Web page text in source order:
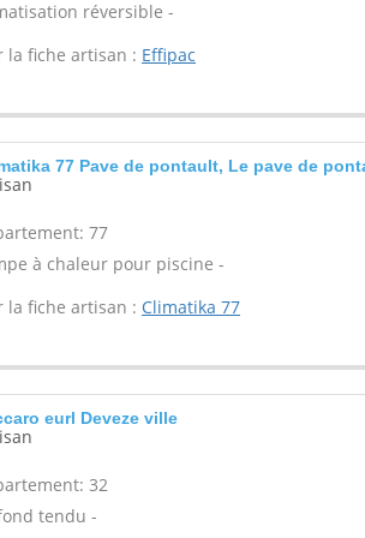
réversible -
la fiche artisan : Effipac
77 Pave de pontault, Le pave de
77
à chaleur pour piscine -
la fiche artisan : Climatika 77
eurl Deveze ville
32
tendu -